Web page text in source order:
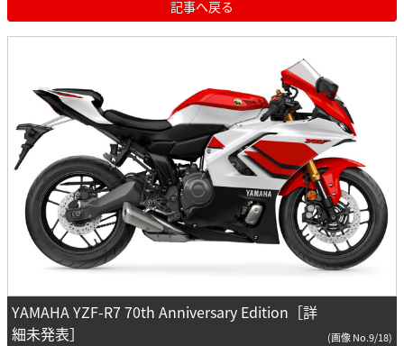
記事へ戻る
YAMAHA YZF-R7 70th Anniversary Edition［詳
細未発表］
(画像 No.9/18)